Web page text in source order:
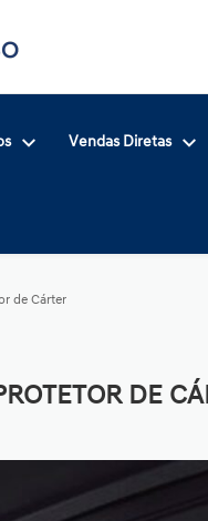
Vendas Diretas
de Cárter
DE